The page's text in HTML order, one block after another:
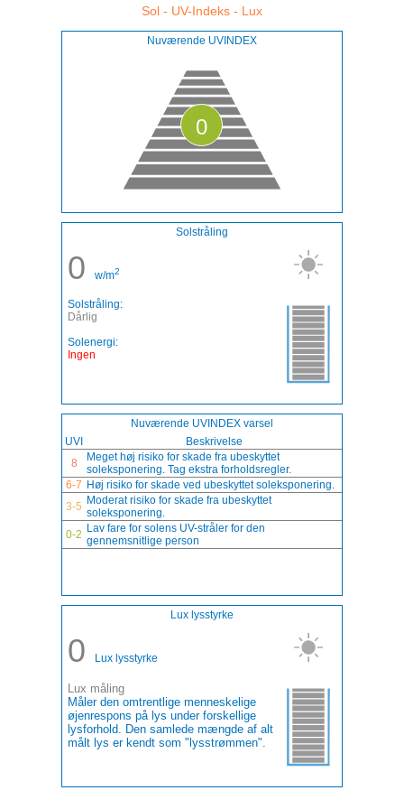
Sol - UV-Indeks - Lux
Nuværende UVINDEX
0
Solstråling
0 w/m2
Solstråling:
Dårlig
Solenergi:
Ingen
Nuværende UVINDEX varsel
UVI
Beskrivelse
8
Meget høj risiko for skade fra ubeskyttet
soleksponering. Tag ekstra forholdsregler.
6-7 Høj risiko for skade ved ubeskyttet soleksponering.
3-5 Moderat risiko for skade fra ubeskyttet
soleksponering.
0-2 Lav fare for solens UV-stråler for den
gennemsnitlige person
Lux lysstyrke
0 Lux lysstyrke
Lux måling
Måler den omtrentlige menneskelige
øjenrespons på lys under forskellige
lysforhold. Den samlede mængde af alt
målt lys er kendt som "lysstrømmen".